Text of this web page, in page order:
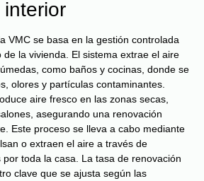
VMC se basa en la gestión controlada
la vivienda. El sistema extrae el aire
como baños y cocinas, donde se
olores y partículas contaminantes.
aire fresco en las zonas secas,
asegurando una renovación
Este proceso se lleva a cabo mediante
o extraen el aire a través de
toda la casa. La tasa de renovación
clave que se ajusta según las